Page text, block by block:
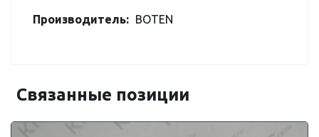
Производитель: BOTEN
Связанные позиции